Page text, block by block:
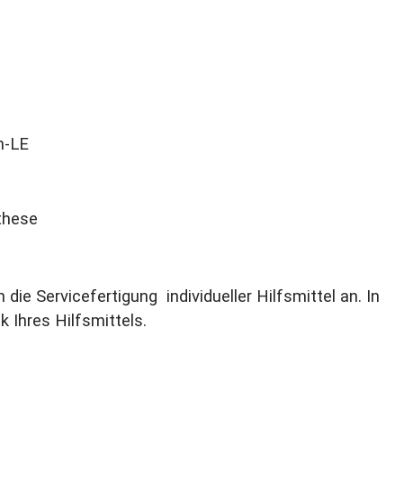
die Servicefertigung individueller Hilfsmittel an. In
Ihres Hilfsmittels.